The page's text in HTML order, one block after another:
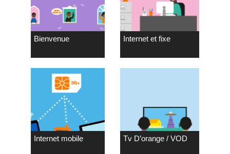
Bienvenue Internet et fixe
Internet mobile Tv D’orange / VOD